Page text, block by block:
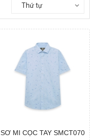
Thứ tự
Chọn hàng
SƠ MI CỌC TAY SMCT070